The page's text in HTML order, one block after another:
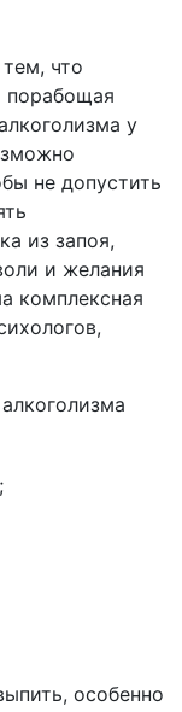
что
порабощая
у
не допустить
из запоя,
и желания
комплексная
особенно